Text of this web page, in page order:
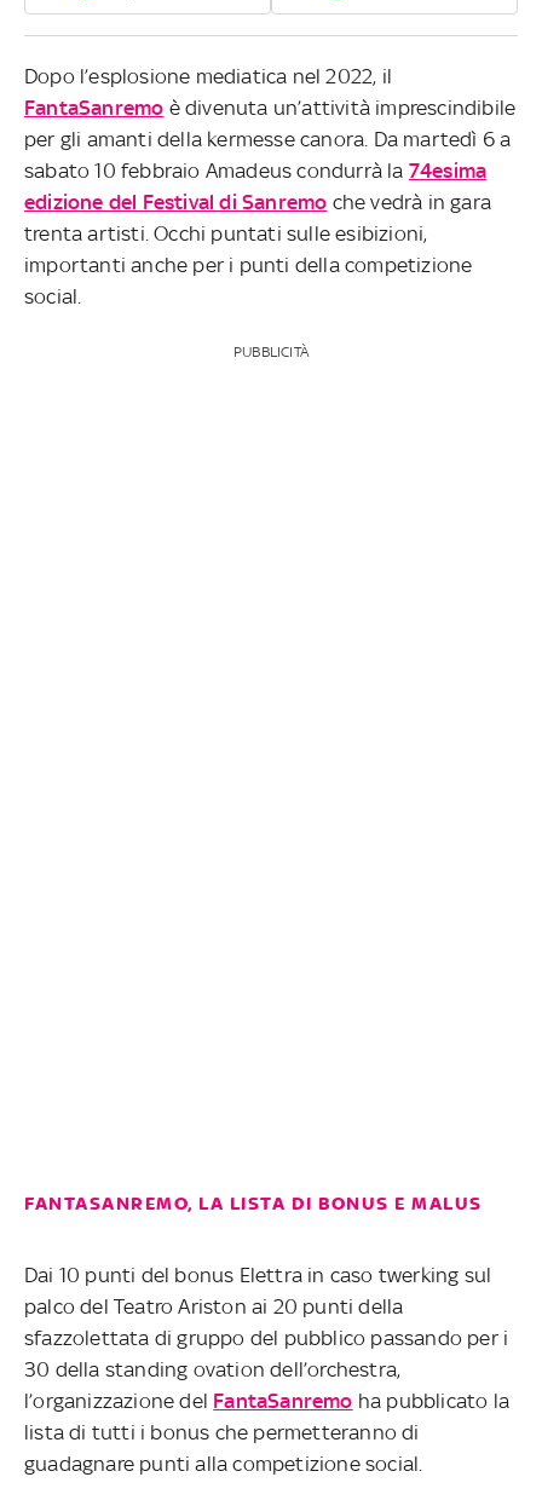
Dopo l’esplosione mediatica nel 2022, il
FantaSanremo è divenuta un’attività imprescindibile
per gli amanti della kermesse canora. Da martedì 6 a
sabato 10 febbraio Amadeus condurrà la 74esima
edizione del Festival di Sanremo che vedrà in gara
trenta artisti. Occhi puntati sulle esibizioni,
importanti anche per i punti della competizione
social.
PUBBLICITÀ
FANTASANREMO, LA LISTA DI BONUS E MALUS
Dai 10 punti del bonus Elettra in caso twerking sul
palco del Teatro Ariston ai 20 punti della
sfazzolettata di gruppo del pubblico passando per i
30 della standing ovation dell’orchestra,
l’organizzazione del FantaSanremo ha pubblicato la
lista di tutti i bonus che permetteranno di
guadagnare punti alla competizione social.